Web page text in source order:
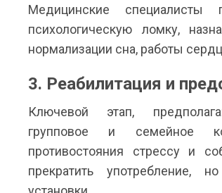
Медицинские специалисты
психологическую ломку,
нормализации сна, работы
3. Реабилитация и
Ключевой этап,
групповое и семейное
противостояния стрессу и
прекратить употребление,